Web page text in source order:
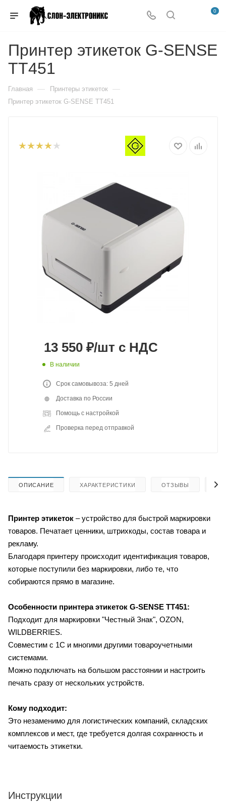
0
Принтер этикеток G-SENSE
TT451
Главная — Принтеры этикеток —
Принтер этикеток G-SENSE TT451
13 550 ₽/шт с НДС
В наличии
Срок самовывоза: 5 дней
Доставка по России
Помощь с настройкой
Проверка перед отправкой
ОПИСАНИЕ ХАРАКТЕРИСТИКИ ОТЗЫВЫ
Принтер этикеток –устройство для быстрой маркировки
товаров. Печатает ценники, штрихкоды, состав товара и
рекламу.
Благодаря принтеру происходит идентификация товаров,
которые поступили без маркировки, либо те, что
собираются прямо в магазине.
Особенности принтера этикеток G-SENSE TT451:
Подходит для маркировки "Честный Знак", OZON,
WILDBERRIES.
Совместим с 1С и многими другими товароучетными
системами.
Можно подключать на большом расстоянии и настроить
печать сразу от нескольких устройств.
Кому подходит:
Это незаменимо для логистических компаний, складских
комплексов и мест, где требуется долгая сохранность и
читаемость этикетки.
Инструкции